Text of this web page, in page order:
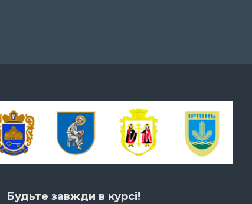
Будьте завжди в курсі!